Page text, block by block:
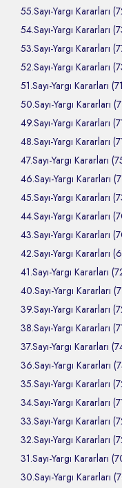
55.Sayı-Yargı Kararları
54.Sayı-Yargı Kararları
53.Sayı-Yargı Kararları
52.Sayı-Yargı Kararları
51.Sayı-Yargı Kararları
50.Sayı-Yargı Kararları
49.Sayı-Yargı Kararları
48.Sayı-Yargı Kararları
47.Sayı-Yargı Kararları
46.Sayı-Yargı Kararları
45.Sayı-Yargı Kararları
44.Sayı-Yargı Kararları
43.Sayı-Yargı Kararları
42.Sayı-Yargı Kararları
41.Sayı-Yargı Kararları
40.Sayı-Yargı Kararları
39.Sayı-Yargı Kararları
38.Sayı-Yargı Kararları
37.Sayı-Yargı Kararları
36.Sayı-Yargı Kararları
35.Sayı-Yargı Kararları
34.Sayı-Yargı Kararları
33.Sayı-Yargı Kararları
32.Sayı-Yargı Kararları
31.Sayı-Yargı Kararları
30.Sayı-Yargı Kararları